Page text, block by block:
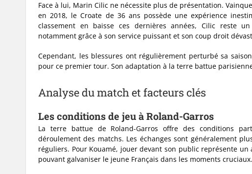
Face à lui, Marin Cilic ne nécessite plus de présentation.
en 2018, le Croate de 36 ans possède une expérience
classement en baisse ces dernières années, Cilic reste
notamment grâce à son service puissant et son coup droit
Cependant, les blessures ont régulièrement perturbé sa
pour ce premier tour. Son adaptation à la terre battue
Analyse du match et facteurs clés
Les conditions de jeu à Roland-Garros
La terre battue de Roland-Garros offre des conditions
déroulement des matchs. Les échanges sont généralement
réguliers. Pour Kouamé, jouer devant son public représente
pouvant galvaniser le jeune Français dans les moments cruciaux.